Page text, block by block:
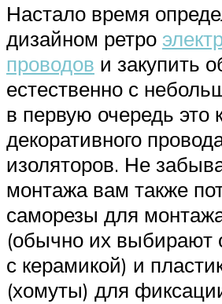
Настало время
дизайном ретро
проводов и закупить
естественно с
в первую очередь это
декоративного
изоляторов. Не
монтажа вам также
саморезы для
(обычно их выбирают
с керамикой) и
(хомуты) для